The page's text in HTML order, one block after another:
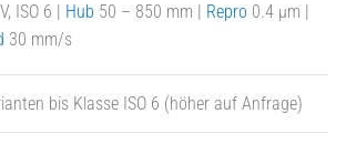
ISO 6 | Hub 50 – 850 mm | Repro 0.4 µm |
30 mm/s
bis Klasse ISO 6 (höher auf Anfrage)